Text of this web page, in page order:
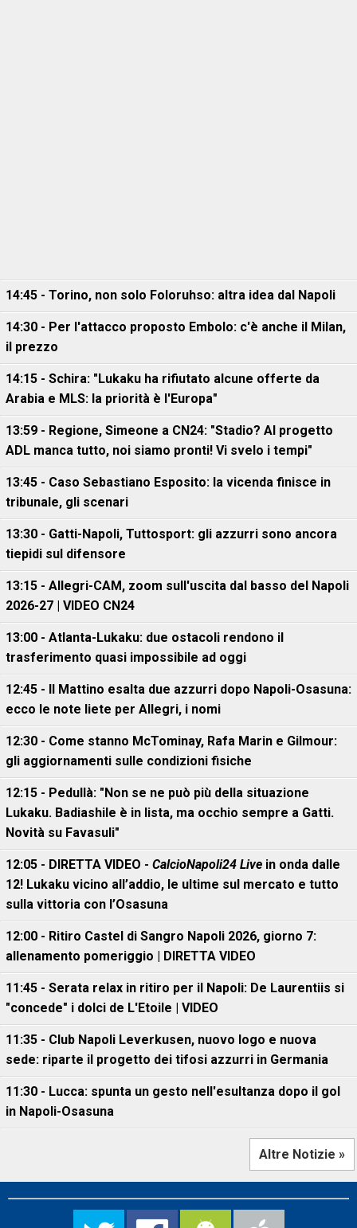
14:45 - Torino, non solo Foloruhso: altra idea dal Napoli
14:30 - Per l'attacco proposto Embolo: c'è anche il Milan,
il prezzo
14:15 - Schira: "Lukaku ha rifiutato alcune offerte da
Arabia e MLS: la priorità è l'Europa"
13:59 - Regione, Simeone a CN24: "Stadio? Al progetto
ADL manca tutto, noi siamo pronti! Vi svelo i tempi"
13:45 - Caso Sebastiano Esposito: la vicenda finisce in
tribunale, gli scenari
13:30 - Gatti-Napoli, Tuttosport: gli azzurri sono ancora
tiepidi sul difensore
13:15 - Allegri-CAM, zoom sull'uscita dal basso del Napoli
2026-27 | VIDEO CN24
13:00 - Atlanta-Lukaku: due ostacoli rendono il
trasferimento quasi impossibile ad oggi
12:45 - Il Mattino esalta due azzurri dopo Napoli-Osasuna:
ecco le note liete per Allegri, i nomi
12:30 - Come stanno McTominay, Rafa Marin e Gilmour:
gli aggiornamenti sulle condizioni fisiche
12:15 - Pedullà: "Non se ne può più della situazione
Lukaku. Badiashile è in lista, ma occhio sempre a Gatti.
Novità su Favasuli"
12:05 - DIRETTA VIDEO - CalcioNapoli24 Live in onda dalle
12! Lukaku vicino all’addio, le ultime sul mercato e tutto
sulla vittoria con l’Osasuna
12:00 - Ritiro Castel di Sangro Napoli 2026, giorno 7:
allenamento pomeriggio | DIRETTA VIDEO
11:45 - Serata relax in ritiro per il Napoli: De Laurentiis si
"concede" i dolci de L'Etoile | VIDEO
11:35 - Club Napoli Leverkusen, nuovo logo e nuova
sede: riparte il progetto dei tifosi azzurri in Germania
11:30 - Lucca: spunta un gesto nell'esultanza dopo il gol
in Napoli-Osasuna
Altre Notizie »